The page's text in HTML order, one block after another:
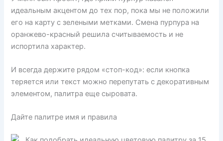
идеальным акцентом до тех пор, пока мы не положили
его на карту с зелеными метками. Смена пурпура на
оранжево-красный решила считываемость и не
испортила характер.
И всегда держите рядом «стоп-код»: если кнопка
теряется или текст можно перепутать с декоративным
элементом, палитра еще сыровата.
Дайте палитре имя и правила